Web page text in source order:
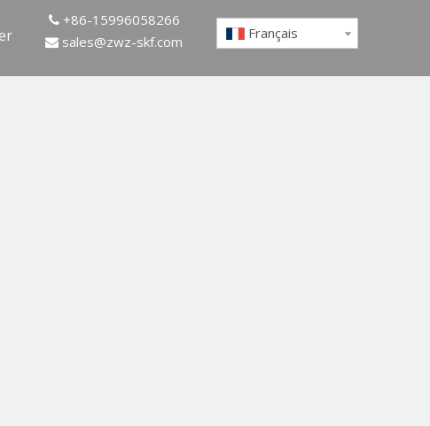
+86-15996058266
 sales@zwz-skf.com Français